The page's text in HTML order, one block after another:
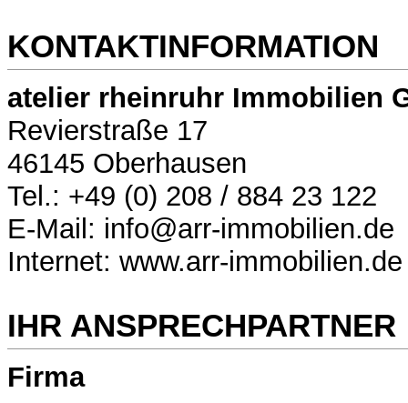
KONTAKTINFORMATION
atelier rheinruhr Immobilien
Revierstraße 17
46145 Oberhausen
Tel.: +49 (0) 208 / 884 23 122
E-Mail: info@arr-immobilien.de
Internet: www.arr-immobilien.de
IHR ANSPRECHPARTNER
Firma